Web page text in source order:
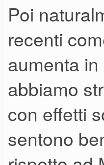
Poi
recenti
aumenta
abbiamo
con effetti
sentono